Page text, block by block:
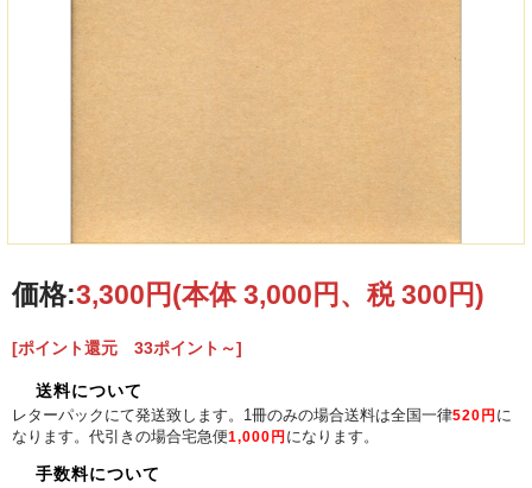
こちらの商品は新品ですが経年による劣化がございます。ご用意できる在庫より
ご注文をお願い致します。
劣化が理由による返品はお受け致しかねます。何卒ご了承ください。
価格:3,300円(本体 3,000円、税 300円)
[ポイント還元 33ポイント～]
送料について
レターパックにて発送致します。1冊のみの場合送料は全国一律520円 に
なります。代引きの場合宅急便1,000円 になります。
手数料について